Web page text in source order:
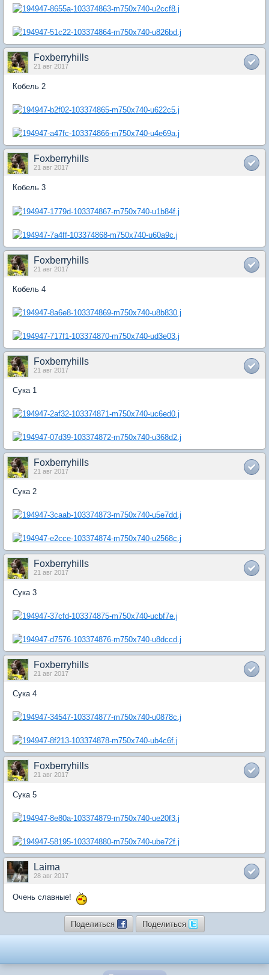
Foxberryhills
21 авг 2017
Кобель 2
Foxberryhills
21 авг 2017
Кобель 3
Foxberryhills
21 авг 2017
Кобель 4
Foxberryhills
21 авг 2017
Сука 1
Foxberryhills
21 авг 2017
Сука 2
Foxberryhills
21 авг 2017
Сука 3
Foxberryhills
21 авг 2017
Сука 4
Foxberryhills
21 авг 2017
Сука 5
Laima
28 авг 2017
Очень славные!
Поделиться Поделиться